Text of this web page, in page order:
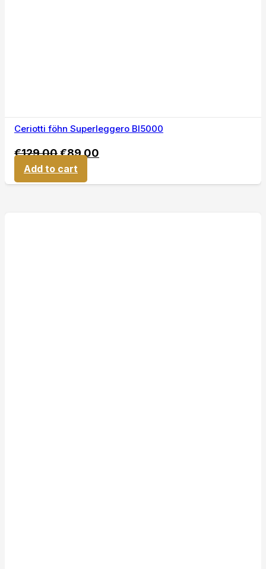
Ceriotti föhn Superleggero BI5000
€129,00€89,00
Add to cart